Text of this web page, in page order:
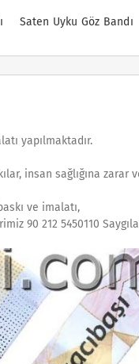
Saten Uyku Göz Bandı
yapılmaktadır.
insan sağlığına
ve imalatı,
90 212 5450110